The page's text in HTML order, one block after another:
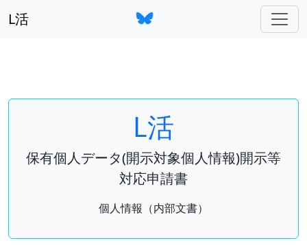
L活
L活
保有個人データ(開示対象個人情報)開示等
対応申請書
個人情報（内部文書）